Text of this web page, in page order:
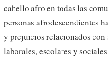
cabello afro en todas las
personas afrodescendientes
y prejuicios relacionados con
laborales, escolares y sociales.